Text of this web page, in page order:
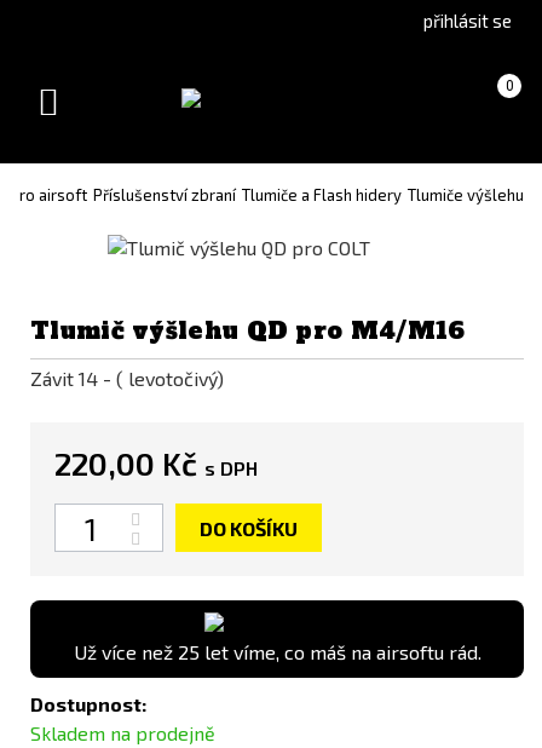
version(Slovak)
přihlásit se
Košík 0
(prázdný)
Toggle
pro airsoft Příslušenství zbraní Tlumiče a Flash hidery Tlumiče výšlehu
Tlumič výšlehu QD pro M4/M16
Závit 14 - ( levotočivý)
220,00 Kč s DPH
Počet
DO KOŠÍKU
Už více než 25 let víme, co máš na airsoftu rád.
Dostupnost:
Skladem na prodejně